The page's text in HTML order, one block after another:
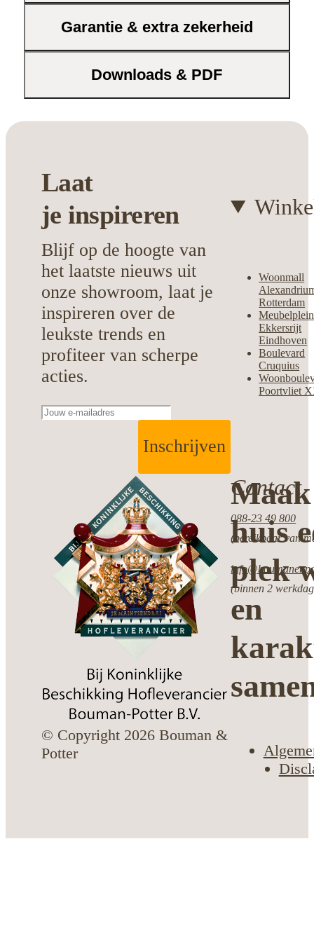
Ruimtebesparend: Ideaal voor wie
optimaal gebruik wil maken van de
beschikbare ruimte.
Dit meubel past perfect in het assortiment
van Bouman & Potter en brengt een
Garantie & extra zekerheid
Downloads & PDF
huis
plek
en
Laat
je inspireren
Blijf op de hoogte van
het laatste nieuws uit
onze showroom, laat je
inspireren over de
leukste trends en
profiteer van scherpe
acties.
Inschrijven
Contact
088-23 49 800
(bereikbaar van
(binnen 2
Woonmall
Rotterdam
Meubelplein
Ekkersrijt
Eindhoven
Boulevard
Cruquius
Poortvliet
© Copyright 2026 Bouman &
Potter